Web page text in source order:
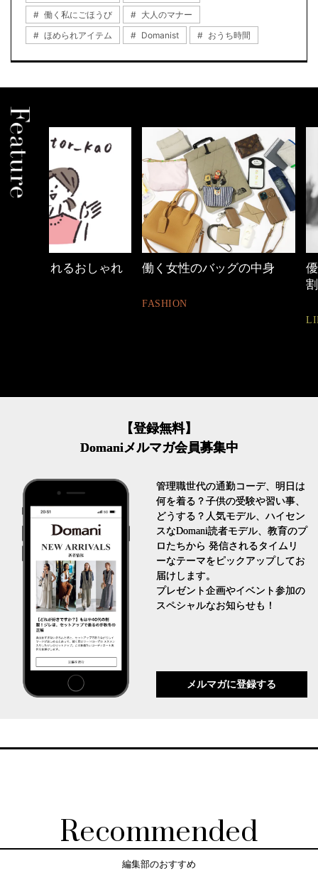
働く私にごほうび
大人のマナー
ほめられアイテム
Domanist おうち時間
働く女性のバッグの中身
優木まおみさん「
【登録無料】
Domaniメルマガ会員募集中
管理職世代の通勤コーデ、明日は
何を着る？子供の受験や習い事、
どうする？人気モデル、ハイセン
スなDomani読者モデル、教育のプ
ロたちから 発信されるタイムリ
ーなテーマをピックアップしてお
届けします。
プレゼント企画やイベント参加の
スペシャルなお知らせも！
メルマガに登録する
Recommended
編集部のおすすめ